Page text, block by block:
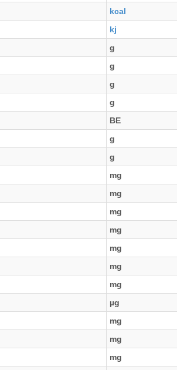
kcal
kj
g
g
g
g
BE
g
g
mg
mg
mg
mg
mg
mg
mg
µg
mg
mg
mg